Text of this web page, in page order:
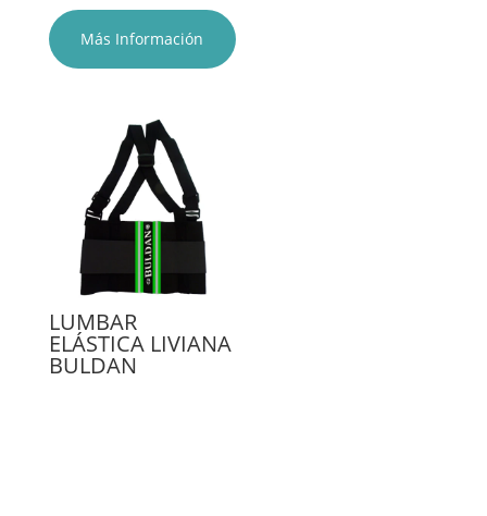
Más Información
LUMBAR
ELÁSTICA LIVIANA
BULDAN